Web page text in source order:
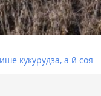
кукурудза, а й соя